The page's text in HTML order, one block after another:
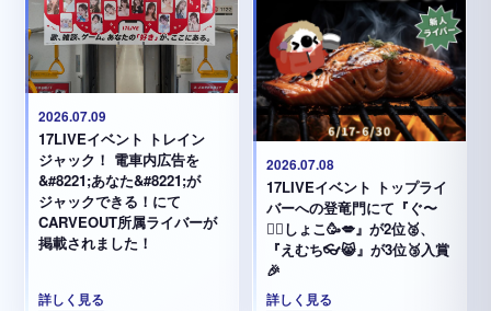
2026.07.09
17LIVEイベント トレイン
ジャック！ 電車内広告を
&#8221;あなた&#8221;が
ジャックできる！にて
CARVEOUT所属ライバーが
掲載されました！
詳しく見る
2026.07.08
17LIVEイベント トップライ
バーへの登竜門にて『ぐ〜
✊🏻‪しょこ🥳💋』が2位🥈、
『えむち👓😸』が3位🥉入賞
🎉
詳しく見る